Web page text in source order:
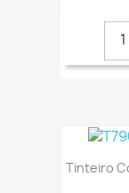
Tinteiro